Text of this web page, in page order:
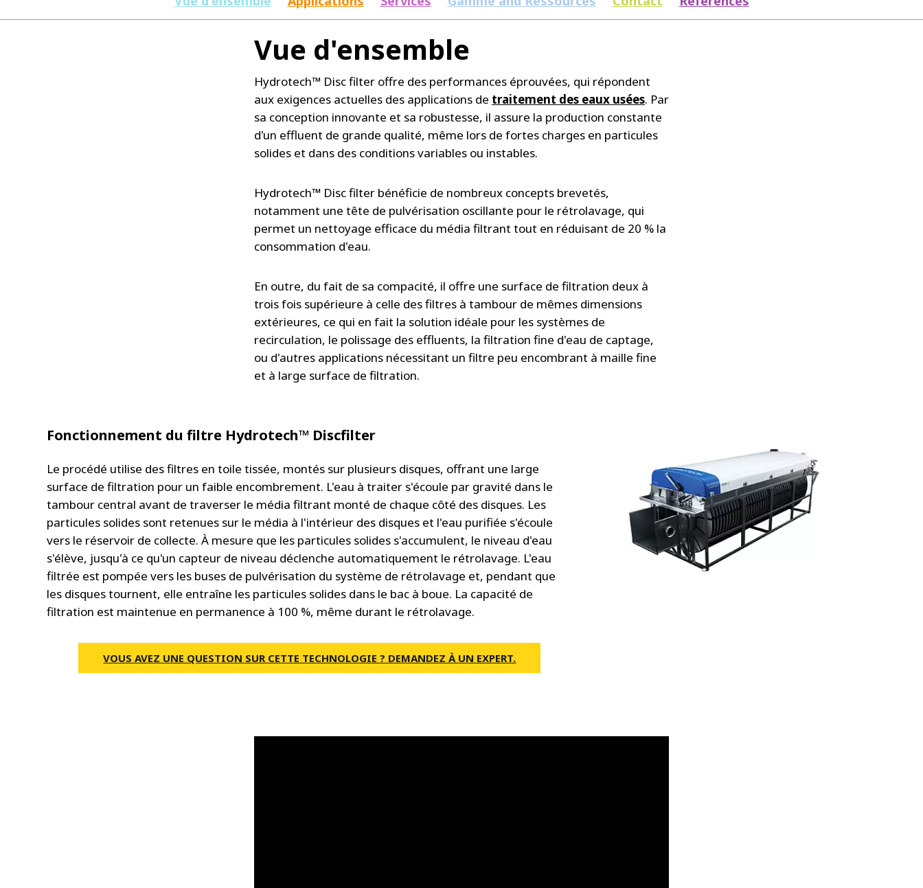
Vue d'ensemble
Hydrotech™ Disc filter offre des performances éprouvées, qui répondent
aux exigences actuelles des applications de traitement des eaux usées. Par
sa conception innovante et sa robustesse, il assure la production constante
d'un effluent de grande qualité, même lors de fortes charges en particules
solides et dans des conditions variables ou instables.
Hydrotech™ Disc filter bénéficie de nombreux concepts brevetés,
notamment une tête de pulvérisation oscillante pour le rétrolavage, qui
permet un nettoyage efficace du média filtrant tout en réduisant de 20 % la
consommation d'eau.
En outre, du fait de sa compacité, il offre une surface de filtration deux à
trois fois supérieure à celle des filtres à tambour de mêmes dimensions
extérieures, ce qui en fait la solution idéale pour les systèmes de
recirculation, le polissage des effluents, la filtration fine d'eau de captage,
ou d'autres applications nécessitant un filtre peu encombrant à maille fine
et à large surface de filtration.
Fonctionnement du filtre Hydrotech™ Discfilter
Le procédé utilise des filtres en toile tissée, montés sur plusieurs disques, offrant une large
surface de filtration pour un faible encombrement. L'eau à traiter s'écoule par gravité dans le
tambour central avant de traverser le média filtrant monté de chaque côté des disques. Les
particules solides sont retenues sur le média à l'intérieur des disques et l'eau purifiée s'écoule
vers le réservoir de collecte. À mesure que les particules solides s'accumulent, le niveau d'eau
s'élève, jusqu'à ce qu'un capteur de niveau déclenche automatiquement le rétrolavage. L'eau
filtrée est pompée vers les buses de pulvérisation du système de rétrolavage et, pendant que
les disques tournent, elle entraîne les particules solides dans le bac à boue. La capacité de
filtration est maintenue en permanence à 100 %, même durant le rétrolavage.
VOUS AVEZ UNE QUESTION SUR CETTE TECHNOLOGIE ? DEMANDEZ À UN EXPERT.